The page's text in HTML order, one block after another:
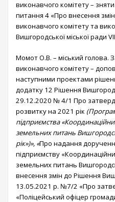
виконавчого комітету –
питання 4 «Про внесення
виконавчого комітету та
Вишгородської міської ради
Момот О.В. – міський голова.
виконавчого комітету –
наступними проектами
додатку 12 Рішення
29.12.2020 № 4/1 Про
розвитку на 2021 рік (
підприємства
земельних питань
рік»)», «Про надання
підприємству
земельних питань
внесення змін до Рішення
13.05.2021 р. №7/2 «Про
«Поліцейський офіцер